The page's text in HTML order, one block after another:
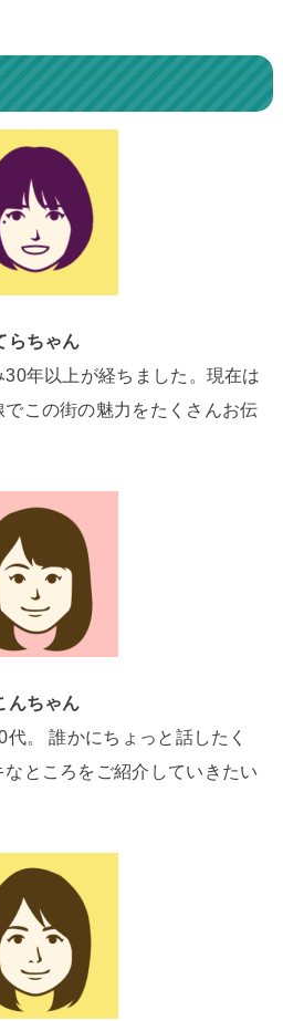
らちゃん
年以上が経ちました。現在は
この街の魅力をたくさんお伝
んちゃん
。 誰かにちょっと話したく
ところをご紹介していきたい